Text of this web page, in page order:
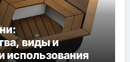
виды и
использования